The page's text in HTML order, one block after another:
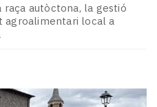
autòctona, la gestió
agroalimentari local a